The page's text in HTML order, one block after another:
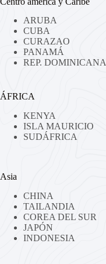
ARUBA
CUBA
CURAZAO
PANAMÁ
REP. DOMINICANA
ÁFRICA
KENYA
ISLA MAURICIO
SUDÁFRICA
Asia
CHINA
TAILANDIA
COREA DEL SUR
JAPÓN
INDONESIA